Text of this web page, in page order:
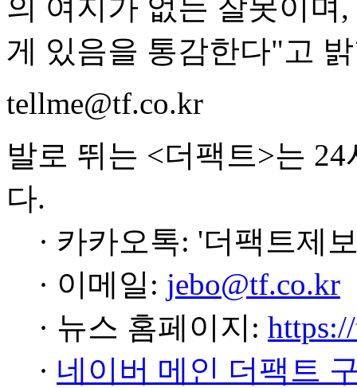
의 여지가 없는 잘못이며
게 있음을 통감한다"고
tellme@tf.co.kr
발로 뛰는 <더팩트>는
다.
· 카카오톡: '더팩트제
· 이메일: jebo@tf.co.kr
· 뉴스 홈페이지:
· 네이버 메인 더팩트